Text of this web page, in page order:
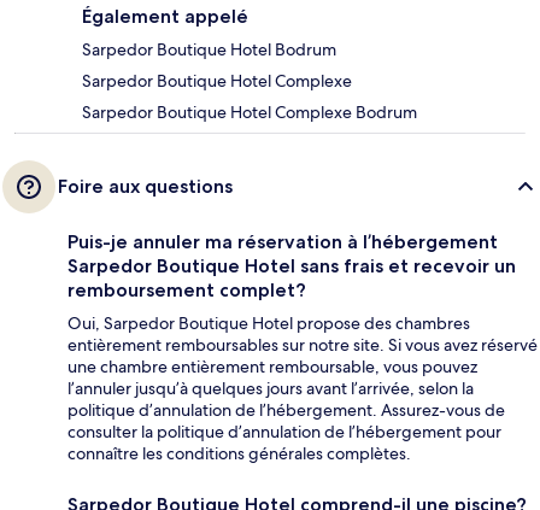
Également appelé
Sarpedor Boutique Hotel Bodrum
Sarpedor Boutique Hotel Complexe
Sarpedor Boutique Hotel Complexe Bodrum
Foire aux questions
Puis-je annuler ma réservation à l’hébergement
Sarpedor Boutique Hotel sans frais et recevoir un
remboursement complet?
Oui, Sarpedor Boutique Hotel propose des chambres
entièrement remboursables sur notre site. Si vous avez réservé
une chambre entièrement remboursable, vous pouvez
l’annuler jusqu’à quelques jours avant l’arrivée, selon la
politique d’annulation de l’hébergement. Assurez-vous de
consulter la politique d’annulation de l’hébergement pour
connaître les conditions générales complètes.
Sarpedor Boutique Hotel comprend-il une piscine?